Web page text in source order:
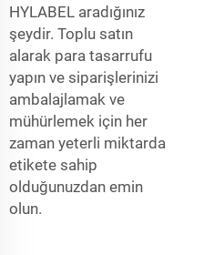
HYLABEL aradığınız
şeydir. Toplu satın
alarak para tasarrufu
yapın ve siparişlerinizi
ambalajlamak ve
mühürlemek için her
zaman yeterli miktarda
etikete sahip
olduğunuzdan emin
olun.